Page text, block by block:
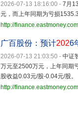
2026-07-13 18:16:00 - 7月
元，而上年同期为亏损
http://
广百股份：预计2026
2026-07-13 21:03:50 - 中证
万元至2500万元，上年同期
股收益0.03元/股-0.04元/股。
http://